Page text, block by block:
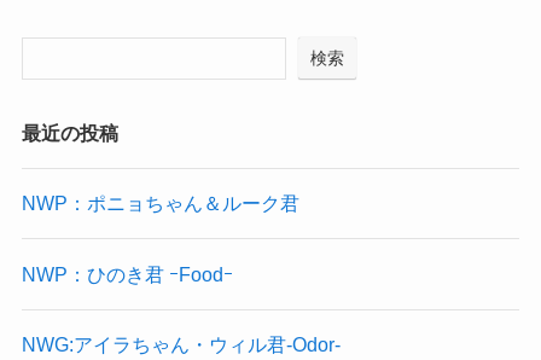
検索
最近の投稿
NWP：ポニョちゃん＆ルーク君
NWP：ひのき君 ｰFoodｰ
NWG:アイラちゃん・ウィル君-Odor-